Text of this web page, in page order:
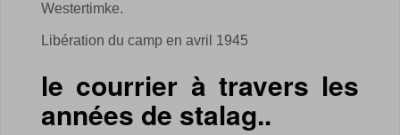
Westertimke.
Libération du camp en avril 1945
le courrier à travers les
années de stalag..